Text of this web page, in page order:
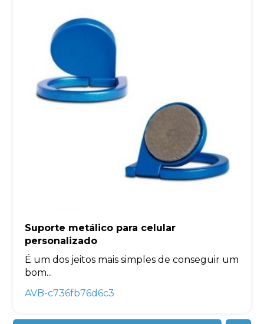
Suporte metálico para celular
personalizado
É um dos jeitos mais simples de conseguir um
bom...
AVB-c736fb76d6c3